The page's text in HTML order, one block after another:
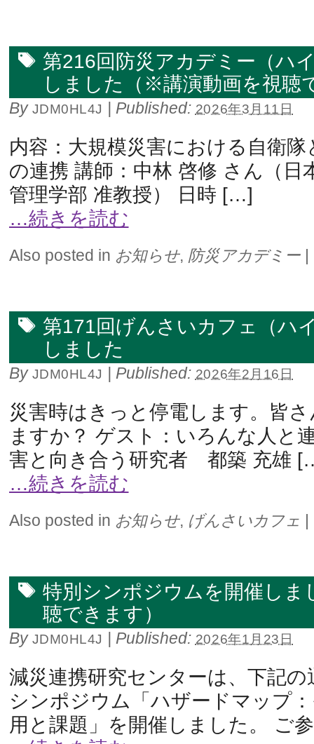
第216回防災アカデミー（ハ
しました（※講演動画を視聴
By JDM0HL4J | Published: 2026年3月11日
内容：大規模災害における自衛隊
の連携 講師：中林 啓修 さん（日
管理学部 准教授） 日時 […]
…続きを読む
Also posted in お知らせ, 防災アカデミー |
第171回げんさいカフェ（ハ
しました
By JDM0HL4J | Published: 2026年2月16日
災害時はきっと停電します。皆
ますか？ ゲスト：いろんな人と
害と向き合う研究者 都築 充雄
…続きを読む
Also posted in お知らせ, げんさいカフェ |
特別シンポジウムを開催しま
聴できます）
By JDM0HL4J | Published: 2026年1月23日
減災連携研究センターは、下記の
シンポジウム「ハザードマップ
用と課題」を開催しました。 ご